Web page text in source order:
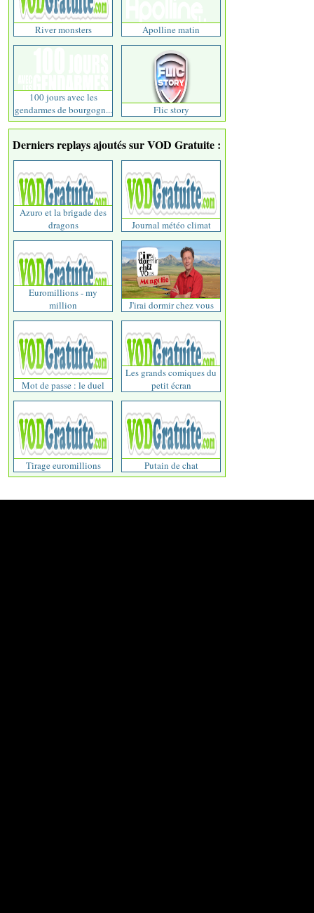
River monsters Apolline matin
100 jours avec les
gendarmes de bourgogn...
Flic story
Derniers replays ajoutés sur VOD Gratuite :
Azuro et la brigade des
dragons
Journal météo climat
Euromillions - my
million
J'irai dormir chez vous
Mot de passe : le duel
Les grands comiques du
petit écran
Tirage euromillions Putain de chat